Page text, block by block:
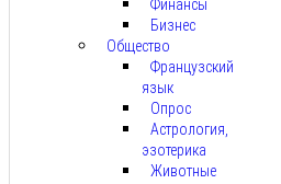
Финансы
Бизнес
Общество
Французский
язык
Опрос
Астрология,
эзотерика
Животные